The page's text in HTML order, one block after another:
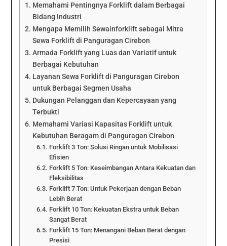
Memahami Pentingnya Forklift dalam Berbagai
Bidang Industri
Mengapa Memilih Sewainforklift sebagai Mitra
Sewa Forklift di Panguragan Cirebon
Armada Forklift yang Luas dan Variatif untuk
Berbagai Kebutuhan
Layanan Sewa Forklift di Panguragan Cirebon
untuk Berbagai Segmen Usaha
Dukungan Pelanggan dan Kepercayaan yang
Terbukti
Memahami Variasi Kapasitas Forklift untuk
Kebutuhan Beragam di Panguragan Cirebon
Forklift 3 Ton: Solusi Ringan untuk Mobilisasi
Efisien
Forklift 5 Ton: Keseimbangan Antara Kekuatan dan
Fleksibilitas
Forklift 7 Ton: Untuk Pekerjaan dengan Beban
Lebih Berat
Forklift 10 Ton: Kekuatan Ekstra untuk Beban
Sangat Berat
Forklift 15 Ton: Menangani Beban Berat dengan
Presisi